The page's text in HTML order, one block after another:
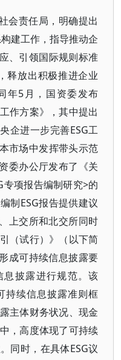
会责任局，明确提出
建工作，指导推动企
、引领国际规则标准
释放出积极推进企业
年5月，国资委发布
作方案》，其中提出
企进一步完善ESG工
市场中发挥带头示范
委办公厅发布了《关
专项报告编制研究>的
制ESG报告提供建议
上交所和北交所同时
（试行）》（以下简
成可持续信息披露要
披露进行规范。该
持续信息披露准则框
主体财务状况、现金
，高度体现了可持续
同时，在具体ESG议